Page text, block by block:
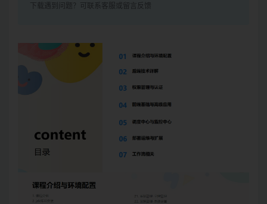
下载遇到问题？可联系客服或留言反馈